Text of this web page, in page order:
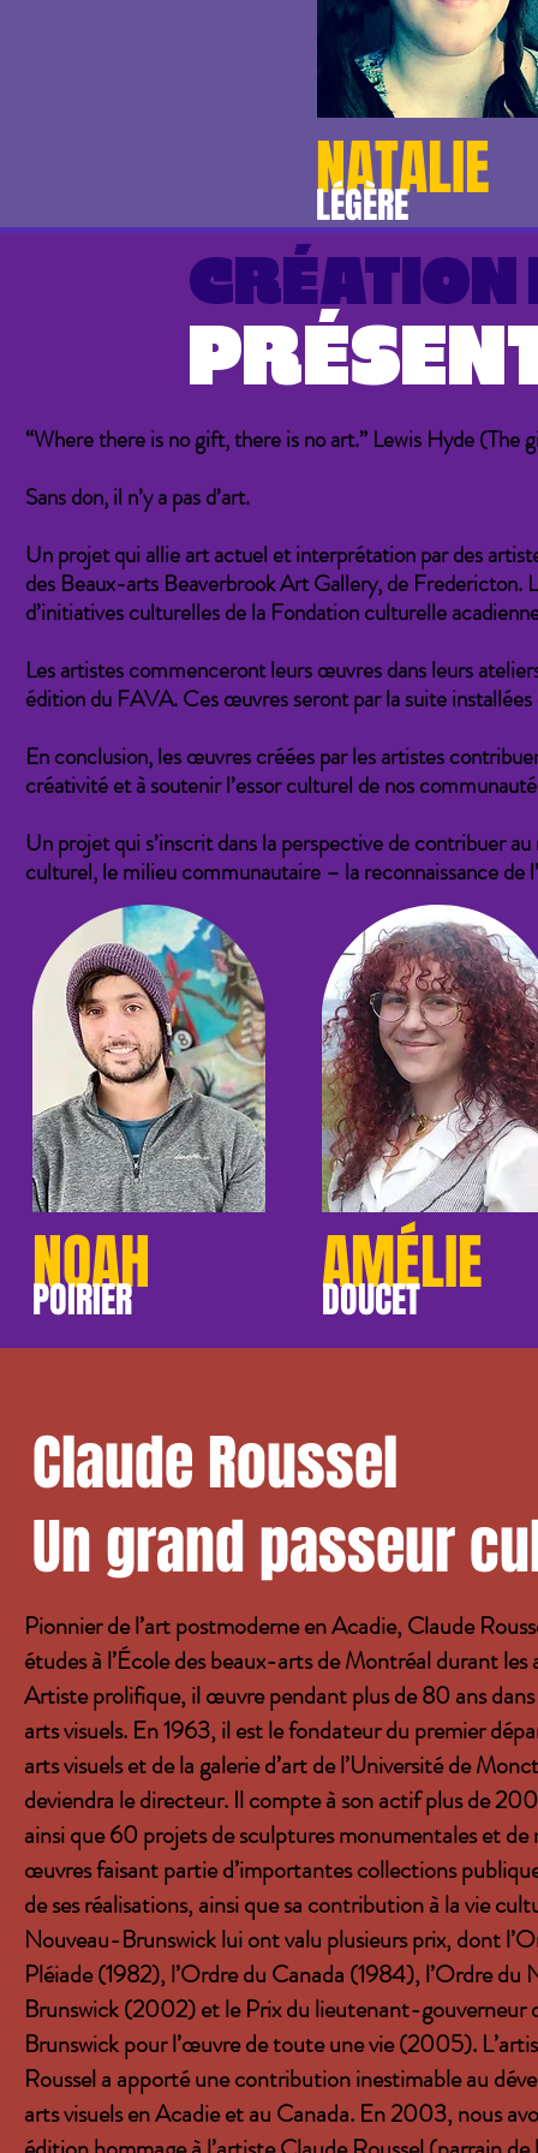
NATALIE
LÉGÈRE
CRÉATION
“Where there is no gift, there is no art.” Lewis Hyde
Sans don, il n’y a pas d’art.
Un projet qui allie art actuel et interprétation par des
des Beaux-arts Beaverbrook Art Gallery, de Fredericton.
d’initiatives culturelles de la Fondation culturelle
Les artistes commenceront leurs œuvres dans leurs
édition du FAVA. Ces œuvres seront par la suite
En conclusion, les œuvres créées par les artistes
créativité et à soutenir l’essor culturel de nos
Un projet qui s’inscrit dans la perspective de contribuer
culturel, le milieu communautaire – la reconnaissance de
NOAH
POIRIER AMÉLIE
DOUCET
Claude Roussel
Un grand passeur
Pionnier de l’art postmoderne en Acadie, Claude
études à l’École des beaux-arts de Montréal durant les
Artiste prolifique, il œuvre pendant plus de 80 ans dans
arts visuels. En 1963, il est le fondateur du premier
arts visuels et de la galerie d’art de l’Université de
deviendra le directeur. Il compte à son actif plus de
ainsi que 60 projets de sculptures monumentales et de
œuvres faisant partie d’importantes collections
de ses réalisations, ainsi que sa contribution à la vie
Nouveau-Brunswick lui ont valu plusieurs prix, dont
Pléiade (1982), l’Ordre du Canada (1984), l’Ordre du
Brunswick (2002) et le Prix du lieutenant-gouverneur
Brunswick pour l’œuvre de toute une vie (2005).
Roussel a apporté une contribution inestimable au
arts visuels en Acadie et au Canada. En 2003, nous